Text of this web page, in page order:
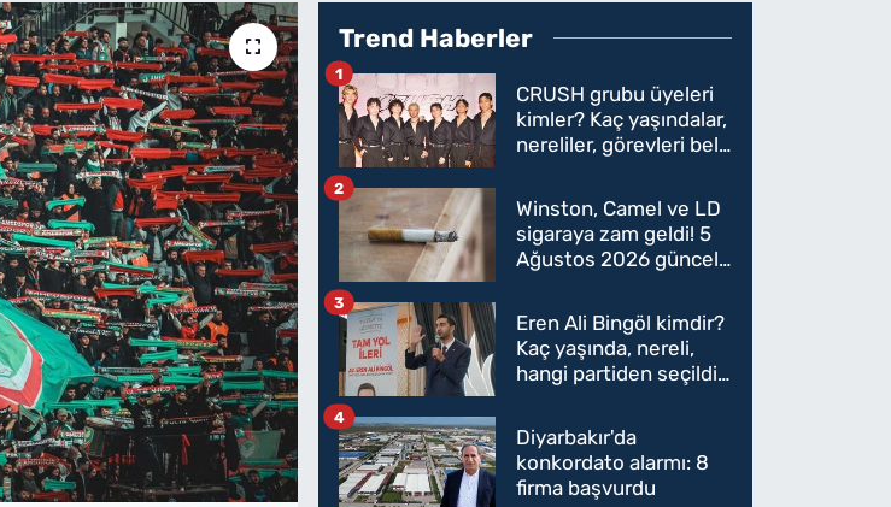
Trend Haberler
CRUSH grubu üyeleri
kimler? Kaç yaşındalar,
nereliler, görevleri belli
1
Winston, Camel ve LD
sigaraya zam geldi! 5
Ağustos 2026 güncel
oldu
2
Eren Ali Bingöl kimdir?
Kaç yaşında, nereli,
hangi partiden seçildi?
Parti'ye mi geçecek?
3
Diyarbakır'da
konkordato alarmı: 8
firma başvurdu
4